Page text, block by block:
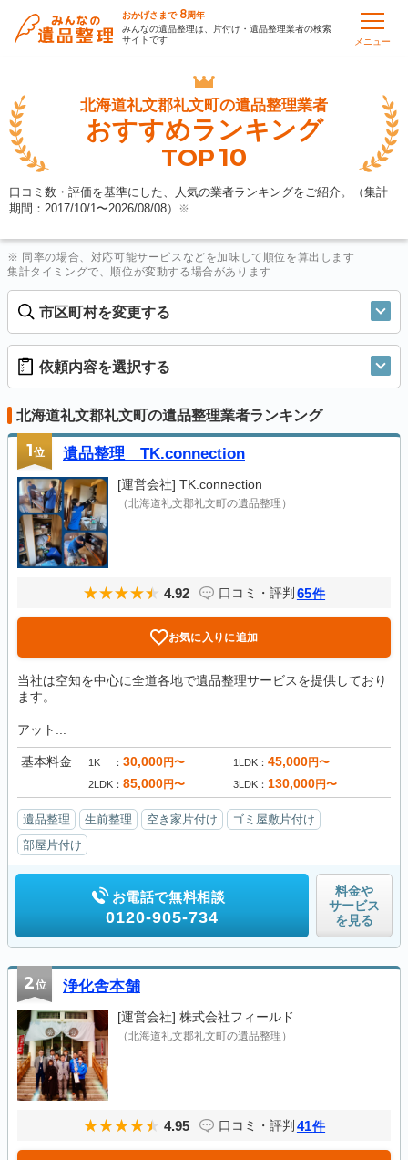
おかげさまで 8周年
みんなの遺品整理は、片付け・遺品整理業者の検索
サイトです
メニュー
北海道礼文郡礼文町の遺品整理業者
おすすめランキング
TOP10
口コミ数・評価を基準にした、人気の業者ランキングをご紹介。（集計
期間：2017/10/1〜2026/08/08） ※
※ 同率の場合、対応可能サービスなどを加味して順位を算出します
集計タイミングで、順位が変動する場合があります
市区町村を変更する
依頼内容を選択する
北海道礼文郡礼文町の遺品整理業者ランキング
1位 遺品整理 TK.connection
[運営会社] TK.connection
（北海道礼文郡礼文町の遺品整理）
4.92 口コミ・評判 65件
お気に入りに追加
当社は空知を中心に全道各地で遺品整理サービスを提供しており
ます。
アット...
基本料金 1K 30,000円〜 1LDK 45,000円〜
2LDK 85,000円〜 3LDK 130,000円〜
遺品整理 生前整理 空き家片付け
ゴミ屋敷片付け
部屋片付け
お電話で無料相談
0120-905-734
料金や
サービス
を見る
2位 浄化舎本舗
[運営会社] 株式会社フィールド
（北海道礼文郡礼文町の遺品整理）
4.95 口コミ・評判 41件